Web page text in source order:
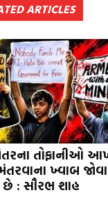
ARTICLES
તોફાનીઓ
ખ્વાબ જોવા
છે : સૌરભ શાહ